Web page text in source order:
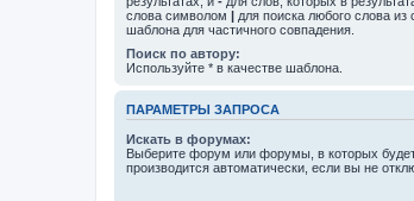
слова символом | для поиска любого слова из
шаблона для частичного совпадения.
Поиск по автору:
Используйте * в качестве шаблона.
ПАРАМЕТРЫ ЗАПРОСА
Искать в форумах:
Выберите форум или форумы, в которых
производится автоматически, если вы не